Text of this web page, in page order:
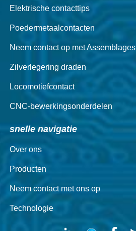
Elektrische contacttips
Poedermetaalcontacten
Neem contact op met Assemblages
Zilverlegering draden
Locomotiefcontact
CNC-bewerkingsonderdelen
snelle navigatie
Over ons
Producten
Neem contact met ons op
Technologie